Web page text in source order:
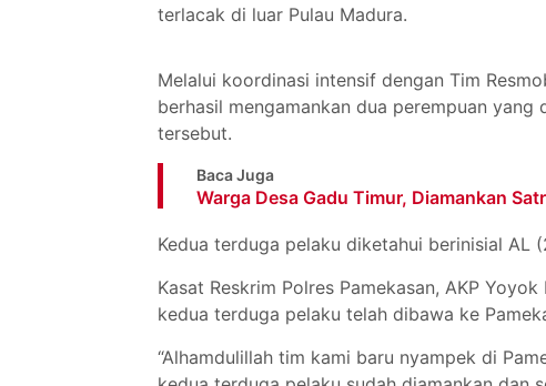
terlacak di luar Pulau Madura.
Melalui koordinasi intensif dengan Tim
berhasil mengamankan dua perempuan
tersebut.
Baca Juga
Warga Desa Gadu Timur, Diamankan
Kedua terduga pelaku diketahui berinisial AL
Kasat Reskrim Polres Pamekasan, AKP
kedua terduga pelaku telah dibawa ke
“Alhamdulillah tim kami baru nyampek di